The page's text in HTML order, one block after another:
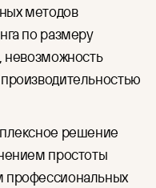
методов
по размеру
невозможность
решение
простоты
профессиональных